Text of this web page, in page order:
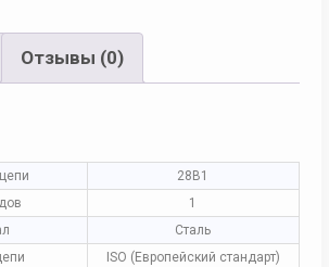
Отзывы (0)
28B1
1
Сталь
ISO (Европейский стандарт)